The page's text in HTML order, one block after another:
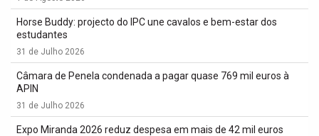
Horse Buddy: projecto do IPC une cavalos e bem-estar dos
estudantes
31 de Julho 2026
Câmara de Penela condenada a pagar quase 769 mil euros à
APIN
31 de Julho 2026
Expo Miranda 2026 reduz despesa em mais de 42 mil euros